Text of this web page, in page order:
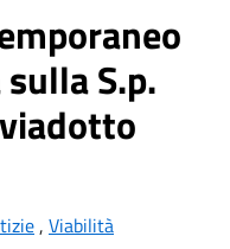
S.p.
, Viabilità